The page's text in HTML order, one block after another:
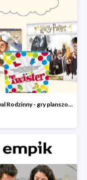
Festiwal Rodzinny - gry planszowe w Empiku do -20%